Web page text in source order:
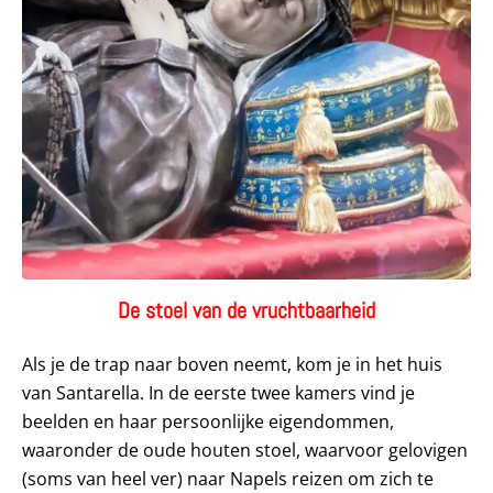
De stoel van de vruchtbaarheid
Als je de trap naar boven neemt, kom je in het huis
van Santarella. In de eerste twee kamers vind je
beelden en haar persoonlijke eigendommen,
waaronder de oude houten stoel, waarvoor gelovigen
(soms van heel ver) naar Napels reizen om zich te